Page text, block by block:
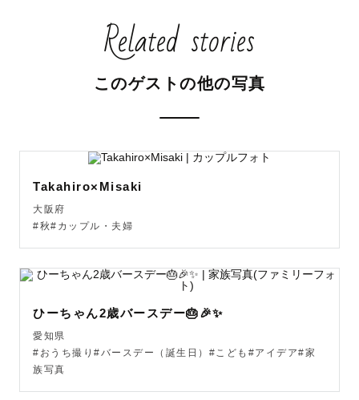
－－－－－－－－－－－－－－－－－－－－
＼＼ 撮影について ／／
その方らしさを大切に撮影させていただきます♡
"こんな雰囲気の写真が好き"
などゲスト様のご要望にそって一緒に考えていきたいの
私からもいろいろご提案させていただきますのでご安心く
写真に慣れてない方にも安心していただけるよう
お話しをしてコミュニケーションをとりながら撮影した
Related stories
このゲストの他の写真
Takahiro×Misaki
大阪府
#秋#カップル・夫婦
ひーちゃん2歳バースデー🎂🎉✨
愛知県
#おうち撮り#バースデー（誕生日）#こども#アイデア#家
族写真